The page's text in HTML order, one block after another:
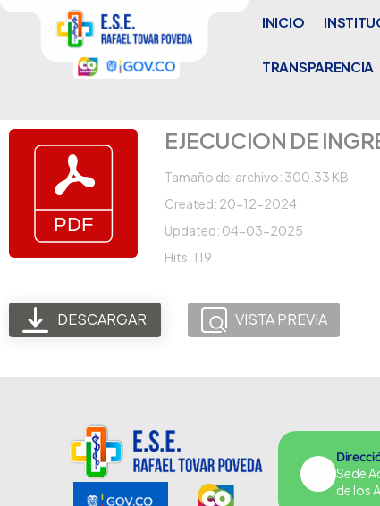
INICIO
TRANSPARENCIA
EJECUCION DE
Tamaño del archivo: 300.33 KB
Created: 20-12-2024
Updated: 04-03-2025
Hits: 119
DESCARGAR VISTA PREVIA
Sede
de los